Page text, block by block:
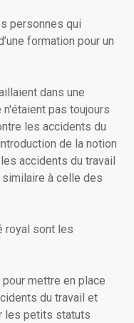
personnes qui
formation pour un
dans une
pas toujours
les accidents du
de la notion
accidents du travail
à celle des
royal sont les
mettre en place
du travail et
les petits statuts